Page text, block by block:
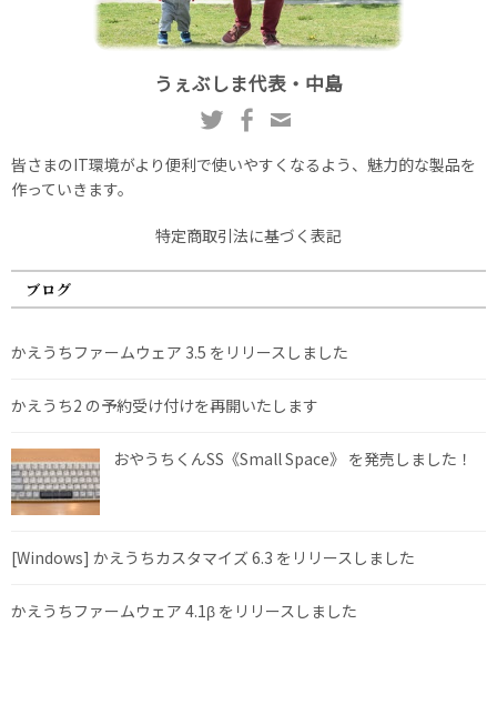
うぇぶしま代表・中島
皆さまのIT環境がより便利で使いやすくなるよう、魅力的な製品を
作っていきます。
特定商取引法に基づく表記
ブログ
かえうちファームウェア 3.5 をリリースしました
かえうち2 の予約受け付けを再開いたします
おやうちくんSS《Small Space》 を発売しました！
[Windows] かえうちカスタマイズ 6.3 をリリースしました
かえうちファームウェア 4.1β をリリースしました